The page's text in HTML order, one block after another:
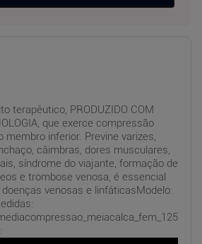
terapêutico, PRODUZIDO COM
que exerce compressão
membro inferior. Previne varizes,
câimbras, dores musculares,
síndrome do viajante, formação de
e trombose venosa, é essencial
venosas e linfáticasModelo: